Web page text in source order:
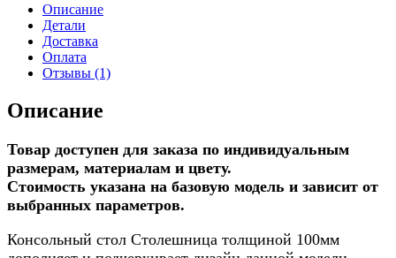
Описание
Детали
Доставка
Оплата
Отзывы (1)
Описание
Товар доступен для заказа по индивидуальным
размерам, материалам и цвету.
Стоимость указана на базовую модель и зависит от
выбранных параметров.
Консольный стол Столешница толщиной 100мм